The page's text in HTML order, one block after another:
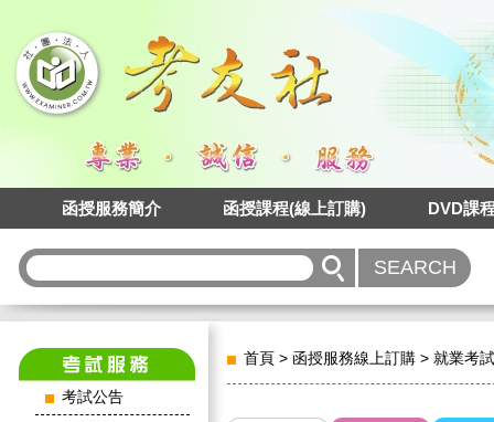
函授服務簡介 函授課程(線上訂購) DVD課
考試公告
首頁 > 函授服務線上訂購 > 就業考試